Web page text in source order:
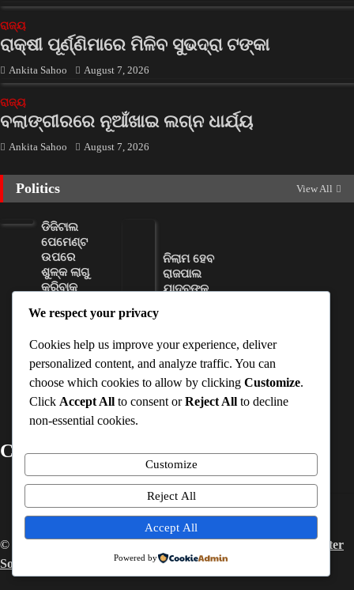
ରାଜ୍ୟ
ରାକ୍ଷୀ ପୂର୍ଣ୍ଣିମାରେ ମିଳିବ ସୁଭଦ୍ରା ଟଙ୍କା
Ankita Sahoo August 7, 2026
ରାଜ୍ୟ
ବଲାଙ୍ଗୀରରେ ନୂଆଁଖାଇ ଲଗ୍ନ ଧାର୍ଯ୍ୟ
Ankita Sahoo August 7, 2026
Politics View All
ଡିଜିଟାଲ
ପେମେଣ୍ଟ
ଉପରେ
ଶୁଳ୍କ ଲାଗୁ
କରିବାକୁ
ମିଳିଲା
ନିଲାମ ହେବ
ରାଜପାଲ
ଯାଦବଙ୍କ
D Dash
August 6,
2026
Contact Details
Mobile No:-+91-7978163782
Email ID:-timesinterview@gmail.com
© 2026 –
Inter
Softech
We respect your privacy
Cookies help us improve your experience, deliver
personalized content, and analyze traffic. You can
choose which cookies to allow by clicking Customize.
Click Accept All to consent orReject All to decline
non-essential cookies.
Customize
Reject All
Accept All
Powered by